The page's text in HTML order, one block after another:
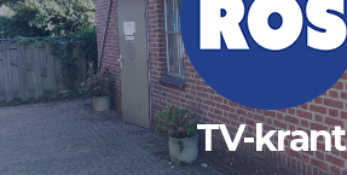
TV-krant